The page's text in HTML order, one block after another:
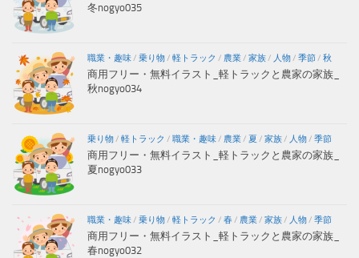
冬nogyo035
職業・趣味/ 乗り物/ 軽トラック / 農業/ 家族/ 人物/ 季節/ 秋
商用フリー・無料イラスト_軽トラックと農家の家族_
秋nogyo034
乗り物/ 軽トラック / 職業・趣味/ 農業/ 夏 / 家族/ 人物/ 季節
商用フリー・無料イラスト_軽トラックと農家の家族_
夏nogyo033
職業・趣味/ 乗り物/ 軽トラック / 春/ 農業/ 家族/ 人物/ 季節
商用フリー・無料イラスト_軽トラックと農家の家族_
春nogyo032